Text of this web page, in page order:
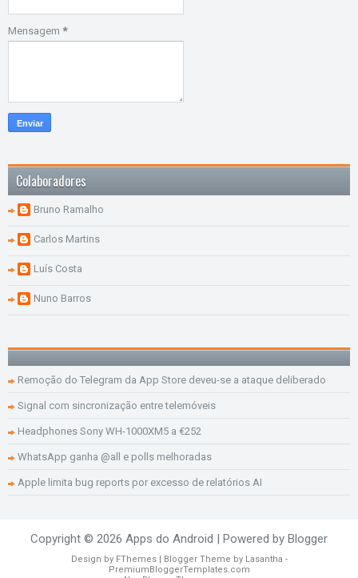
Mensagem *
Colaboradores
Bruno Ramalho
Carlos Martins
Luís Costa
Nuno Barros
Remoção do Telegram da App Store deveu-se a ataque deliberado
Signal com sincronização entre telemóveis
Headphones Sony WH-1000XM5 a €252
WhatsApp ganha @all e polls melhoradas
Apple limita bug reports por excesso de relatórios AI
Copyright © 2026 Apps do Android | Powered by Blogger
Design by FThemes| Blogger Theme by Lasantha -
PremiumBloggerTemplates.com